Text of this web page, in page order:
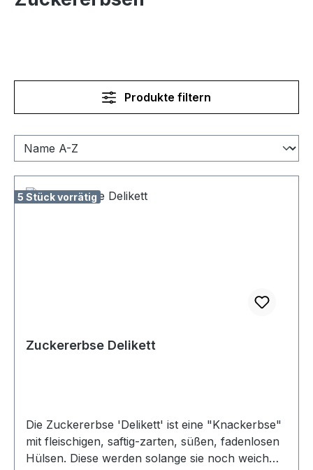
Produkte filtern
5 Stück vorrätig
Zuckererbse Delikett
Die Zuckererbse 'Delikett' ist eine "Knackerbse"
mit fleischigen, saftig-zarten, süßen, fadenlosen
Hülsen. Diese werden solange sie noch weich